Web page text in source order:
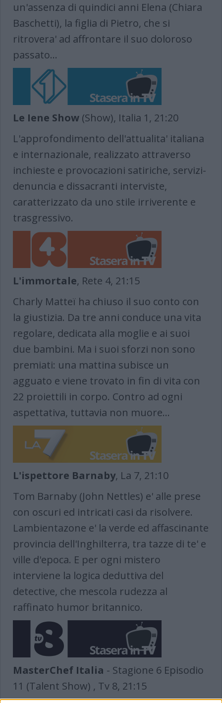
un'assenza di quindici anni Elena (Chiara
Baschetti), la figlia di Pietro, che si
ritrovera' ad affrontare il suo doloroso
passato...
Le Iene Show (Show), Italia 1, 21:20
L'approfondimento dell'attualita' italiana
e internazionale, realizzato attraverso
inchieste e provocazioni satiriche, servizi-
denuncia e dissacranti interviste,
caratterizzato da uno stile irriverente e
trasgressivo.
L'immortale, Rete 4, 21:15
Charly Matteï ha chiuso il suo conto con
la giustizia. Da tre anni conduce una vita
regolare, dedicata alla moglie e ai suoi
due bambini. Ma i suoi sforzi non sono
premiati: una mattina subisce un
agguato e viene trovato in fin di vita con
22 proiettili in corpo. Contro ad ogni
aspettativa, tuttavia non muore...
L'ispettore Barnaby, La 7, 21:10
Tom Barnaby (John Nettles) e' alle prese
con oscuri ed intricati casi da risolvere.
Lambientazone e' la verde ed affascinante
provincia dell'Inghilterra, tra tazze di te' e
ville d'epoca. E per ogni mistero
interviene la logica deduttiva del
detective, che mescola rudezza al
raffinato humor britannico.
MasterChef Italia - Stagione 6 Episodio
11 (Talent Show) , Tv 8, 21:15